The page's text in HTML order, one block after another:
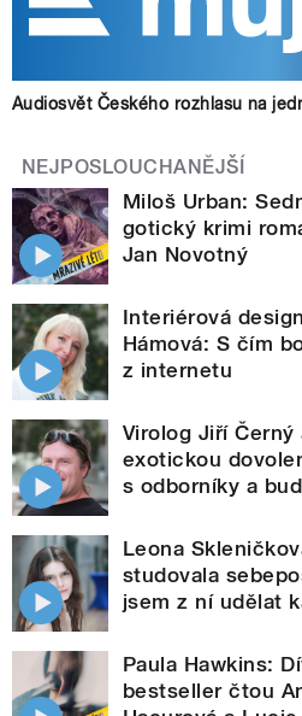
Audiosvět Českého rozhlasu na
NEJPOSLOUCHANĚJŠÍ
Miloš Urban:
gotický krimi
Jan Novotný
Interiérová
Hámová: S čím
z internetu
Virolog Jiří Černý
exotickou
s odborníky a
Leona
studovala
jsem z ní udělat
Paula Hawkins:
bestseller čtou